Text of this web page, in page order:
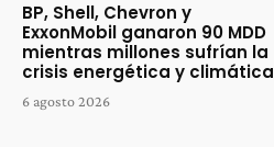
BP, Shell, Chevron y
ExxonMobil ganaron 90 MDD
mientras millones sufrían la
crisis energética y climática
6 agosto 2026